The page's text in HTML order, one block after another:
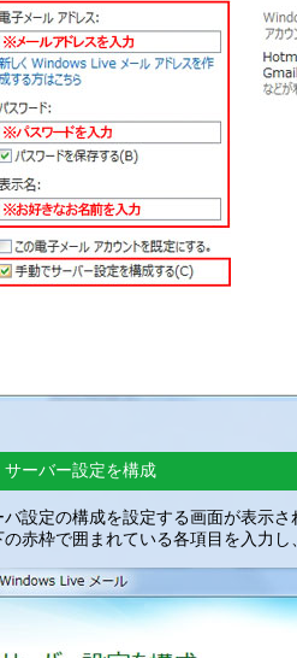
サーバー設定を構成
バ設定の構成を設定する画面が表示さ
の赤枠で囲まれている各項目を入力し、